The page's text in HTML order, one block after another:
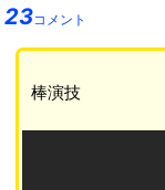
23コメント
棒演技